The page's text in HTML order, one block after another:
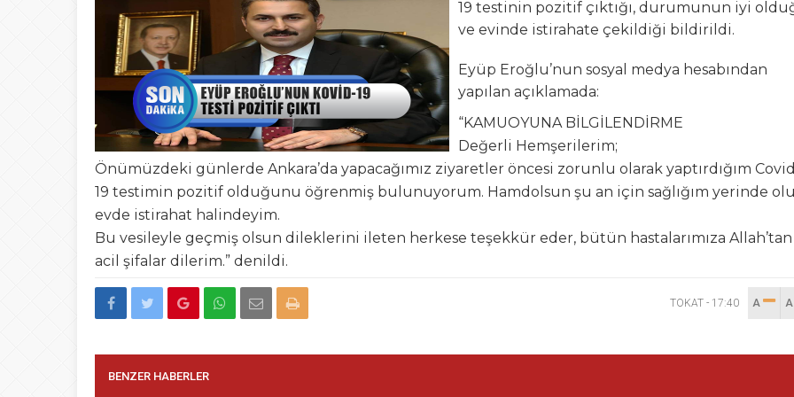
09:46 BEYEFENDİYE BİR KAÇ SORU
13:56 Bir Kumpasın Şifreleri: Soruyoruz
19:14 Tokat Belediyesinden Asfalt Şantiyesi Atağı
08:42 Tokat’ta Okullar Parklara Taşındı
19 testinin pozitif çıktığı, durumunun iyi
ve evinde istirahate çekildiği bildirildi.
Eyüp Eroğlu’nun sosyal medya hesabından
yapılan açıklamada:
“KAMUOYUNA BİLGİLENDİRME
Değerli Hemşerilerim;
Önümüzdeki günlerde Ankara’da yapacağımız ziyaretler öncesi zorunlu olarak yaptırdığım
19 testimin pozitif olduğunu öğrenmiş bulunuyorum. Hamdolsun şu an için sağlığım yerinde
evde istirahat halindeyim.
Bu vesileyle geçmiş olsun dileklerini ileten herkese teşekkür eder, bütün hastalarımıza Allah’tan
acil şifalar dilerim.” denildi.
TOKAT - 17:40 A
BENZER HABERLER